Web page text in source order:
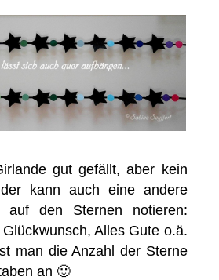
gut gefällt, aber kein
kann auch eine andere
auf den Sternen notieren:
Alles Gute o.ä.
man die Anzahl der Sterne
an 🙂